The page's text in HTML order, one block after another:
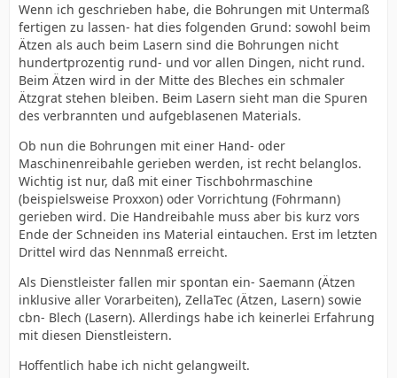
Wenn ich geschrieben habe, die Bohrungen mit Untermaß
fertigen zu lassen- hat dies folgenden Grund: sowohl beim
Ätzen als auch beim Lasern sind die Bohrungen nicht
hundertprozentig rund- und vor allen Dingen, nicht rund.
Beim Ätzen wird in der Mitte des Bleches ein schmaler
Ätzgrat stehen bleiben. Beim Lasern sieht man die Spuren
des verbrannten und aufgeblasenen Materials.
Ob nun die Bohrungen mit einer Hand- oder
Maschinenreibahle gerieben werden, ist recht belanglos.
Wichtig ist nur, daß mit einer Tischbohrmaschine
(beispielsweise Proxxon) oder Vorrichtung (Fohrmann)
gerieben wird. Die Handreibahle muss aber bis kurz vors
Ende der Schneiden ins Material eintauchen. Erst im letzten
Drittel wird das Nennmaß erreicht.
Als Dienstleister fallen mir spontan ein- Saemann (Ätzen
inklusive aller Vorarbeiten), ZellaTec (Ätzen, Lasern) sowie
cbn- Blech (Lasern). Allerdings habe ich keinerlei Erfahrung
mit diesen Dienstleistern.
Hoffentlich habe ich nicht gelangweilt.